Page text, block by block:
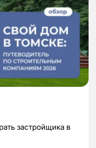
застройщика в